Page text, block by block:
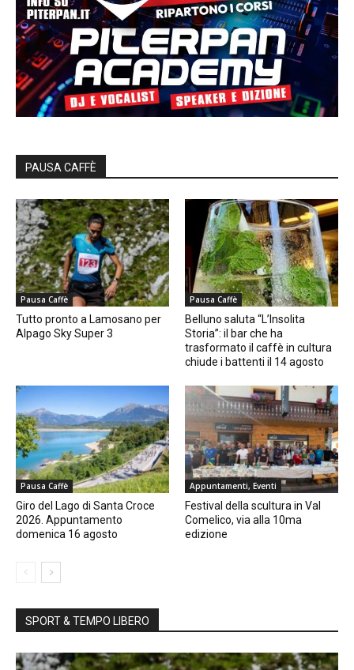
PAUSA CAFFÈ
Pausa Caffè
Tutto pronto a Lamosano per
Alpago Sky Super 3
Pausa Caffè
Belluno saluta “L’Insolita
Storia”: il bar che ha
trasformato il caffè in cultura
chiude i battenti il 14 agosto
Pausa Caffè
Giro del Lago di Santa Croce
2026. Appuntamento
domenica 16 agosto
Appuntamenti, Eventi
Festival della scultura in Val
Comelico, via alla 10ma
edizione
SPORT & TEMPO LIBERO